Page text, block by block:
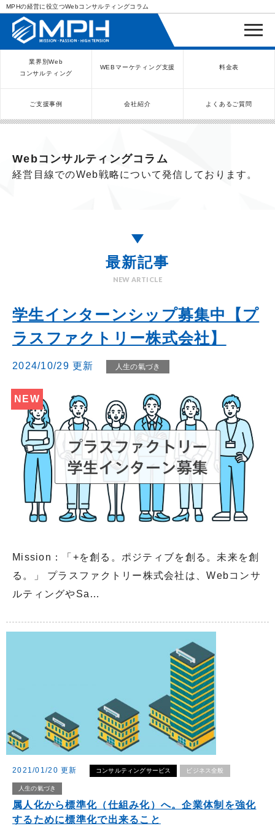
MPHの経営に役立つWebコンサルティングコラム
業界別Web
コンサルティング
WEBマーケティング支援 料金表
ご支援事例 会社紹介 よくあるご質問
Webコンサルティングコラム
経営目線でのWeb戦略について発信しております。
最新記事
NEW ARTICLE
学生インターンシップ募集中【プ
ラスファクトリー株式会社】
2024/10/29 更新 人生の氣づき
NEW
Mission：「+を創る。ポジティブを創る。未来を創
る。」 プラスファクトリー株式会社は、Webコンサ
ルティングやSa…
2021/01/20 更新 コンサルティングサービス ビジネス全般
人生の氣づき
属人化から標準化（仕組み化）へ。企業体制を強化
するために標準化で出来ること